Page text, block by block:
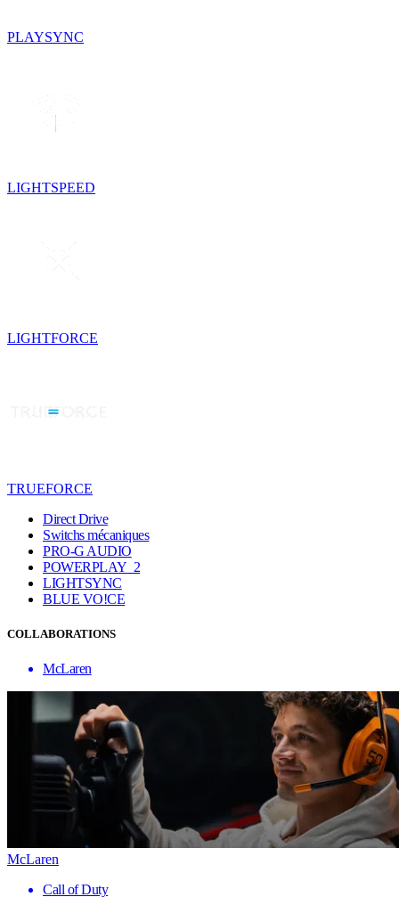
PLAYSYNC
LIGHTSPEED
LIGHTFORCE
TRUEFORCE
Direct Drive
Switchs mécaniques
PRO-G AUDIO
POWERPLAY 2
LIGHTSYNC
BLUE VO!CE
COLLABORATIONS
McLaren
McLaren
Call of Duty